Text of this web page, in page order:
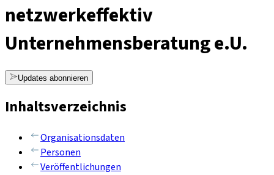
netzwerkeffektiv
Unternehmensberatung e.U.
Updates abonnieren
Inhaltsverzeichnis
Organisationsdaten
Personen
Veröffentlichungen